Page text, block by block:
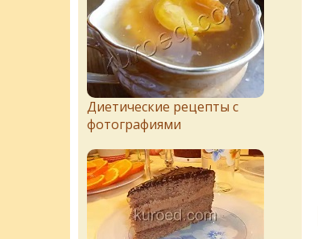
Диетические рецепты с
фотографиями